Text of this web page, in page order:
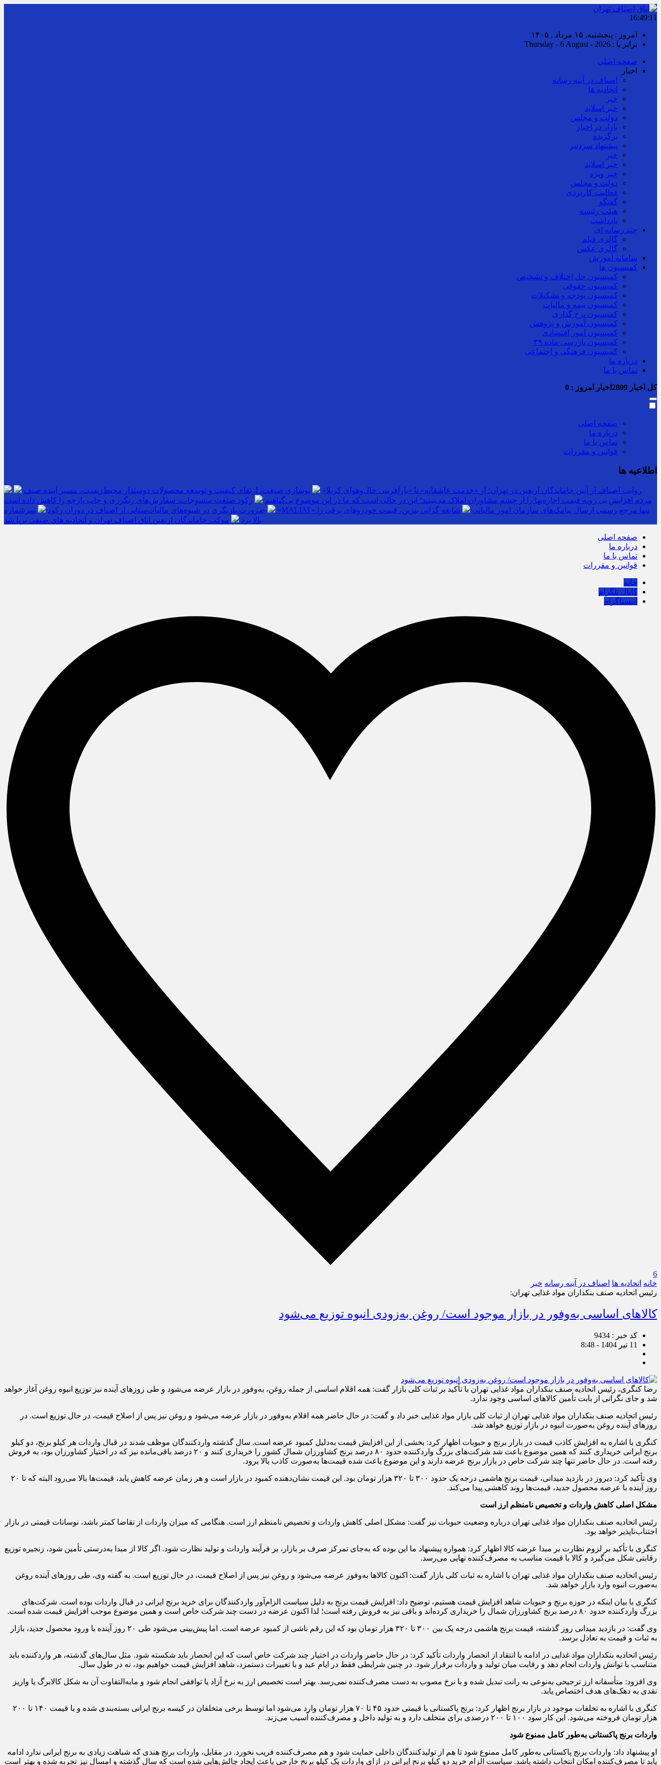
16:49:12
امروز : پنجشنبه, ۱۵ مرداد , ۱۴۰۵
برابر با : Thursday - 6 August - 2026
صفحه اصلی
اخبار
اصناف در آینه رسانه
اتحادیه ها
خبر
خبر اسلايد
دولت و مجلس
بازار در اخبار
برگزیده
پیشنهاد سردبیر
خبر
خبر اسلايد
خبر ویژه
دولت و مجلس
فعالیت کاربردی
گفتگو
هیئت رئیسه
یادداشت
چند رسانه ای
گالری فیلم
گالری عکس
سامانه آموزش
کمیسیون ها
کمیسیون حل اختلاف و تشخیص
کمیسیون حقوقی
کمیسیون بودجه و تشکیلات
کمیسیون بیمه و مالیات
کمیسیون نرخ گذاری
کمیسیون آموزش و پژوهش
کمیسیون امور اقتصادی
کمیسیون بازرسی ماده ۳۹
کمیسیون فرهنگی و اجتماعی
درباره ما
تماس با ما
کل اخبار اخبار امروز : 0
صفحه اصلی
درباره ما
تماس با ما
قوانین و مقررات
اطلاعیه ها
روایت اصناف از آیین جاماندگان اربعین در تهران؛ از «خدمت عاشقانه» تا «بازآفرینی حال‌وهوای کربلا»
نوسازی صنعت، ارتقای کیفیت و توسعه محصولات دوستدار محیط‌زیست، مسیر آینده صنف
مردم افزایش بی رویه قیمت اجاره‌بها را از چشم مشاوران املاک می‌بینند؛ این در حالی است که ما در این موضوع بی‌گناهیم
رکود صنعت منسوجات، سفارش‌های رنگرزی و چاپ پارچه را کاهش داده است
ضرورت بازنگری در شیوه‌های مالیات‌ستانی از اصناف در دوران رکود
سرشماره «MALIAT» تنها مرجع رسمی ارسال پیامک‌های سازمان امور مالیاتی
شایعه گرانی بنزین، قیمت خودروهای برقی را
بالا برد
موکب جاماندگان اربعین اتاق اصناف تهران و اتحادیه های صنفی برپا شد
صفحه اصلی
درباره ما
تماس با ما
قوانین و مقررات
خانه
کانال تلگرام
اینستاگرام
6
خانه اتحادیه ها اصناف در آینه رسانه خبر
رئیس اتحادیه صنف بنکداران مواد غذایی تهران:
کالاهای اساسی به‌وفور در بازار موجود است/ روغن به‌زودی انبوه توزیع می‌شود
کد خبر : 9434
11 تیر 1404 - 8:48
رضا کنگری، رئیس اتحادیه صنف بنکداران مواد غذایی تهران با تأکید بر ثبات کلی بازار گفت: همه اقلام اساسی از جمله روغن، به‌وفور در بازار عرضه می‌شود و طی روزهای آینده نیز توزیع انبوه روغن آغاز خواهد
شد و جای نگرانی از بابت تأمین کالاهای اساسی وجود ندارد.
رئیس اتحادیه صنف بنکداران مواد غذایی تهران از ثبات کلی بازار مواد غذایی خبر داد و گفت: در حال حاضر همه اقلام به‌وفور در بازار عرضه می‌شود و روغن نیز پس از اصلاح قیمت، در حال توزیع است. در
روزهای آینده روغن به‌صورت انبوه در بازار توزیع خواهد شد.
کنگری با اشاره به افزایش کاذب قیمت در بازار برنج و حبوبات اظهار کرد: بخشی از این افزایش قیمت به‌دلیل کمبود عرضه است. سال گذشته واردکنندگان موظف شدند در قبال واردات هر کیلو برنج، دو کیلو
برنج ایرانی خریداری کنند که همین موضوع باعث شد شرکت‌های بزرگ واردکننده حدود ۸۰ درصد برنج کشاورزان شمال کشور را خریداری کنند و ۲۰ درصد باقی‌مانده نیز که در اختیار کشاورزان بود، به فروش
رفته است. در حال حاضر تنها چند شرکت خاص در بازار برنج عرضه دارند و این موضوع باعث شده قیمت‌ها به‌صورت کاذب بالا برود.
وی تأکید کرد: دیروز در بازدید میدانی، قیمت برنج هاشمی درجه یک حدود ۳۰۰ تا ۳۲۰ هزار تومان بود. این قیمت نشان‌دهنده کمبود در بازار است و هر زمان عرضه کاهش یابد، قیمت‌ها بالا می‌رود البته که تا ۲۰
روز آینده با عرضه محصول جدید، قیمت‌ها روند کاهشی پیدا می‌کند.
مشکل اصلی کاهش واردات و تخصیص نامنظم ارز است
رئیس اتحادیه صنف بنکداران مواد غذایی تهران درباره وضعیت حبوبات نیز گفت: مشکل اصلی کاهش واردات و تخصیص نامنظم ارز است. هنگامی که میزان واردات از تقاضا کمتر باشد، نوسانات قیمتی در بازار
اجتناب‌ناپذیر خواهد بود.
کنگری با تأکید بر لزوم نظارت بر مبدا عرضه کالا اظهار کرد: همواره پیشنهاد ما این بوده که به‌جای تمرکز صرف بر بازار، بر فرآیند واردات و تولید نظارت شود. اگر کالا از مبدا به‌درستی تأمین شود، زنجیره توزیع
رقابتی شکل می‌گیرد و کالا با قیمت مناسب به مصرف‌کننده نهایی می‌رسد.
رئیس اتحادیه صنف بنکداران مواد غذایی تهران با اشاره به ثبات کلی بازار گفت: اکنون کالاها به‌وفور عرضه می‌شود و روغن نیز پس از اصلاح قیمت، در حال توزیع است. به گفته وی، طی روزهای آینده روغن
به‌صورت انبوه وارد بازار خواهد شد.
کنگری با بیان اینکه در حوزه برنج و حبوبات شاهد افزایش قیمت هستیم، توضیح داد: افزایش قیمت برنج به دلیل سیاست الزام‌آور واردکنندگان برای خرید برنج ایرانی در قبال واردات بوده است. شرکت‌های
بزرگ واردکننده حدود ۸۰ درصد برنج کشاورزان شمال را خریداری کرده‌اند و باقی نیز به فروش رفته است؛ لذا اکنون عرضه در دست چند شرکت خاص است و همین موضوع موجب افزایش قیمت شده است.
وی گفت: در بازدید میدانی روز گذشته، قیمت برنج هاشمی درجه یک بین ۳۰۰ تا ۳۲۰ هزار تومان بود که این رقم ناشی از کمبود عرضه است. اما پیش‌بینی می‌شود طی ۲۰ روز آینده با ورود محصول جدید، بازار
به ثبات و قیمت به تعادل برسد.
رئیس اتحادیه بنکداران مواد غذایی در ادامه با انتقاد از انحصار واردات تأکید کرد: در حال حاضر واردات در اختیار چند شرکت خاص است که این انحصار باید شکسته شود. مثل سال‌های گذشته، هر واردکننده باید
متناسب با توانش واردات انجام دهد و رقابت میان تولید و واردات برقرار شود. در چنین شرایطی فقط در ایام عید و با تغییرات دستمزد، شاهد افزایش قیمت خواهیم بود، نه در طول سال.
وی افزود: متأسفانه ارز ترجیحی به‌نوعی به رانت تبدیل شده و با نرخ مصوب به دست مصرف‌کننده نمی‌رسد. بهتر است تخصیص ارز به نرخ آزاد یا توافقی انجام شود و مابه‌التفاوت آن به شکل کالابرگ یا واریز
نقدی به دهک‌های هدف اختصاص یابد.
کنگری با اشاره به تخلفات موجود در بازار برنج اظهار کرد:‌ برنج پاکستانی با قیمتی حدود ۴۵ تا ۷۰ هزار تومان وارد می‌شود اما توسط برخی متخلفان در کیسه برنج ایرانی بسته‌بندی شده و با قیمت ۱۴۰ تا ۲۰۰
هزار تومان فروخته می‌شود. این کار سود ۱۰۰ تا ۲۰۰ درصدی برای متخلف دارد و به تولید داخل و مصرف‌کننده آسیب می‌زند.
واردات برنج پاکستانی به‌طور کامل ممنوع شود
او پیشنهاد داد: واردات برنج پاکستانی به‌طور کامل ممنوع شود تا هم از تولیدکنندگان داخلی حمایت شود و هم مصرف‌کننده فریب نخورد. در مقابل، واردات برنج هندی که شباهت زیادی به برنج ایرانی ندارد ادامه
یابد تا مصرف‌کننده امکان انتخاب داشته باشد. سیاست الزام خرید دو کیلو برنج ایرانی در ازای واردات یک کیلو برنج خارجی باعث ایجاد چالش‌هایی شده است که سال گذشته و امسال نیز تجربه شده و بهتر است